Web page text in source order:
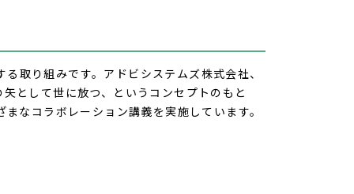
取り組みです。アドビシステムズ株式会社、
矢として世に放つ、というコンセプトのもと
なコラボレーション講義を実施しています。